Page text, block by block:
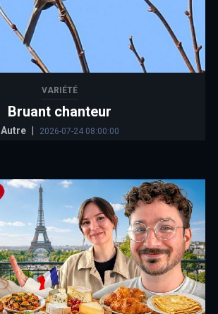
VARIÉTÉ
Bruant chanteur
Autre 2026-07-24 08:00:00